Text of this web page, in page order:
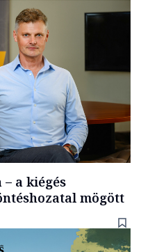
a kiégés
mögött